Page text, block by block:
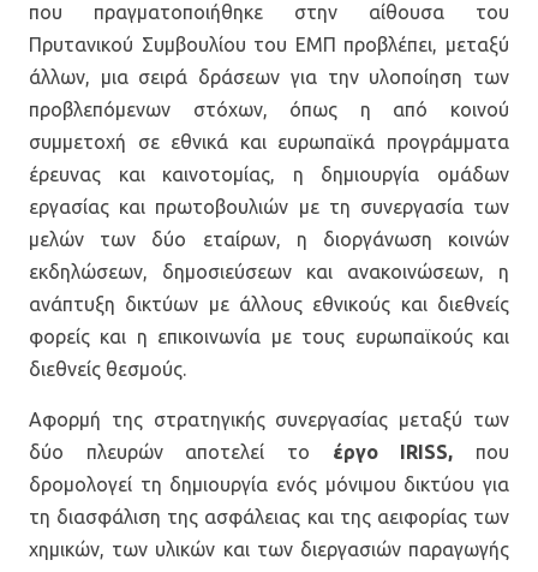
που πραγματοποιήθηκε στην αίθουσα του
Πρυτανικού Συμβουλίου του ΕΜΠ προβλέπει, μεταξύ
άλλων, μια σειρά δράσεων για την υλοποίηση των
προβλεπόμενων στόχων, όπως η από κοινού
συμμετοχή σε εθνικά και ευρωπαϊκά προγράμματα
έρευνας και καινοτομίας, η δημιουργία ομάδων
εργασίας και πρωτοβουλιών με τη συνεργασία των
μελών των δύο εταίρων, η διοργάνωση κοινών
εκδηλώσεων, δημοσιεύσεων και ανακοινώσεων, η
ανάπτυξη δικτύων με άλλους εθνικούς και διεθνείς
φορείς και η επικοινωνία με τους ευρωπαϊκούς και
διεθνείς θεσμούς.
Αφορμή της στρατηγικής συνεργασίας μεταξύ των
δύο πλευρών αποτελεί το έργο IRISS, που
δρομολογεί τη δημιουργία ενός μόνιμου δικτύου για
τη διασφάλιση της ασφάλειας και της αειφορίας των
χημικών, των υλικών και των διεργασιών παραγωγής